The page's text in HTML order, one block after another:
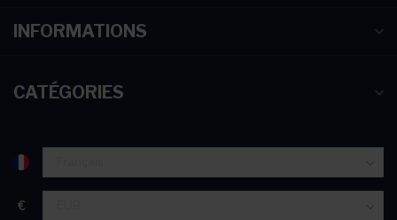
INFORMATIONS
CATÉGORIES
€